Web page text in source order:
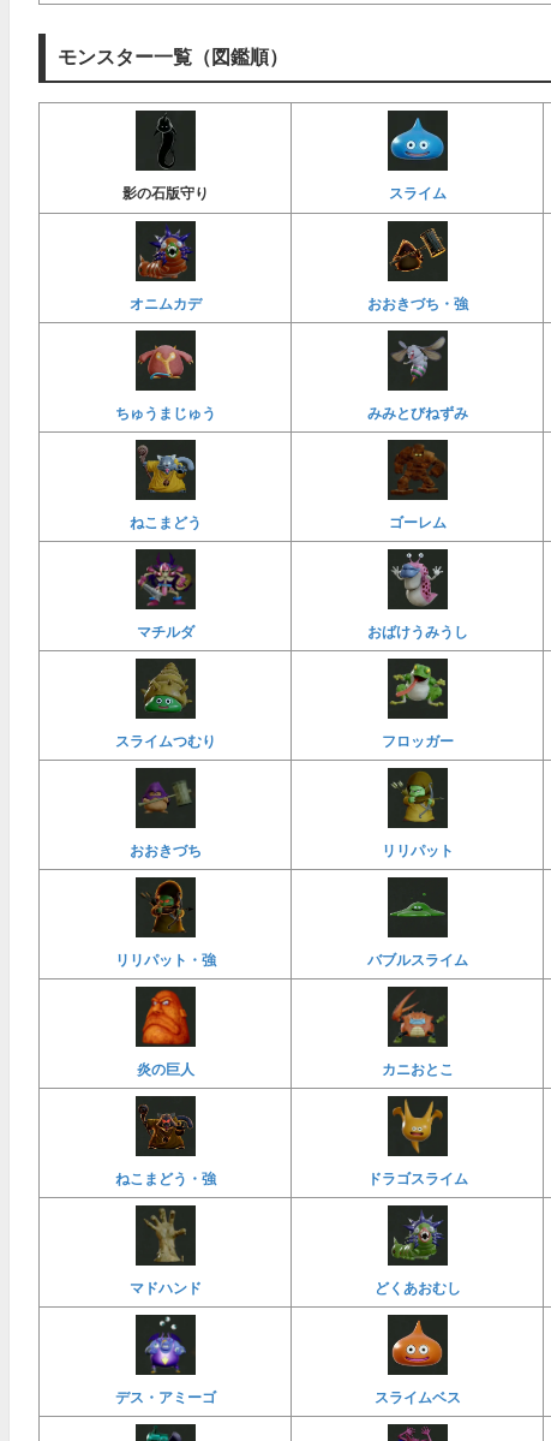
モンスター一覧（図鑑順）
影の石版守り スライム
オニムカデ おおきづち・強
ちゅうまじゅう みみとびねずみ
ねこまどう ゴーレム
マチルダ おばけうみうし
スライムつむり フロッガー
おおきづち リリパット
リリパット・強 バブルスライム
炎の巨人 カニおとこ
ねこまどう・強 ドラゴスライム
マドハンド どくあおむし
デス・アミーゴ スライムベス